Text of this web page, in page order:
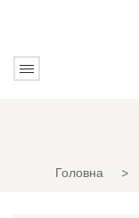
Головна >